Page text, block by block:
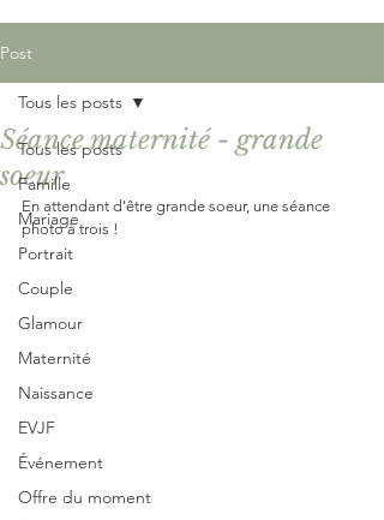
Post
Tous les posts
Famille
Mariage
Portrait
Couple
Glamour
Maternité
Naissance
EVJF
Événement
Offre du moment
Tous les posts
Séance maternité - grande
soeur
En attendant d'être grande soeur, une séance
photo à trois !